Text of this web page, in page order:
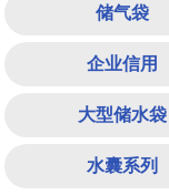
储气袋
企业信用
大型储水袋
水囊系列